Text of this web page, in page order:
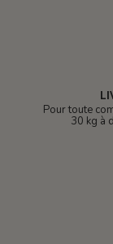
Pour toute
30 kg à